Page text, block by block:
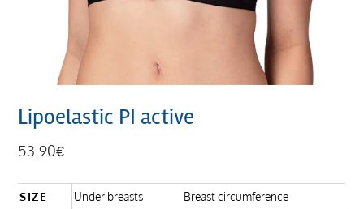
Lipoelastic PI active
53.90€
SIZE Under breasts
Breast circumference